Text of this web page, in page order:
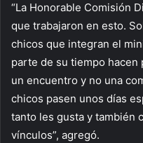
“La Honorable Comisión
que trabajaron en esto.
chicos que integran el
parte de su tiempo hacen
un encuentro y no una
chicos pasen unos días
tanto les gusta y también
vínculos”, agregó.